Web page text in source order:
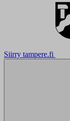
Siirry tampere.fi